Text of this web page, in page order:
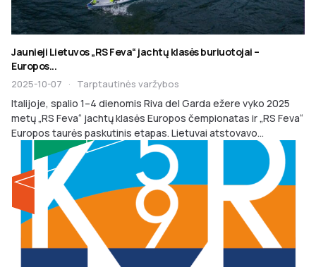
Jaunieji Lietuvos „RS Feva“ jachtų klasės buriuotojai –
Europos...
2025-10-07 · Tarptautinės varžybos
Italijoje, spalio 1–4 dienomis Riva del Garda ežere vyko 2025
metų „RS Feva“ jachtų klasės Europos čempionatas ir „RS Feva“
Europos taurės paskutinis etapas. Lietuvai atstovavo...